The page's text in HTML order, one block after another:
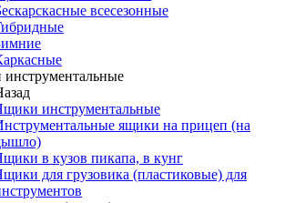
всесезонные
инструментальные
ящики на прицеп (на
в кузов пикапа, в кунг
для грузовика (пластиковые) для